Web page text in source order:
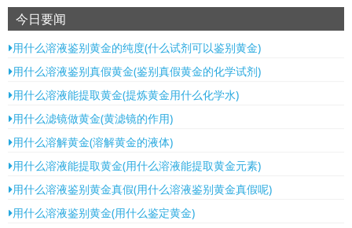
今日要闻
用什么溶液鉴别黄金的纯度(什么试剂可以鉴别黄金)
用什么溶液鉴别真假黄金(鉴别真假黄金的化学试剂)
用什么溶液能提取黄金(提炼黄金用什么化学水)
用什么滤镜做黄金(黄滤镜的作用)
用什么溶解黄金(溶解黄金的液体)
用什么溶液能提取黄金(用什么溶液能提取黄金元素)
用什么溶液鉴别黄金真假(用什么溶液鉴别黄金真假呢)
用什么溶液鉴别黄金(用什么鉴定黄金)